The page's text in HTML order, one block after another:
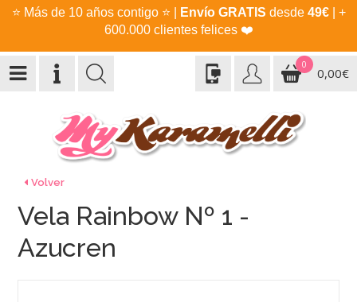
⭐ Más de 10 años contigo ⭐ Envío GRATIS desde 49€| +
600.000 clientes felices ❤️
0
0,00€
Volver
Vela Rainbow Nº 1 -
Azucren